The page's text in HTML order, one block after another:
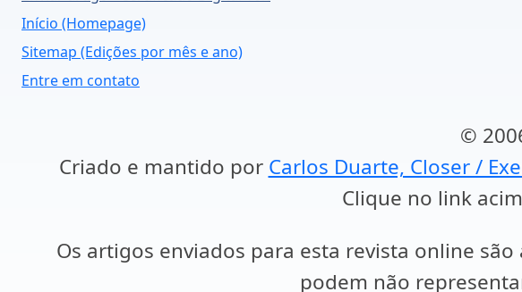
Início (Homepage)
Sitemap (Edições por mês e ano)
Entre em contato
©
Criado e mantido por Carlos Duarte, Closer /
Clique no link
Os artigos enviados para esta revista online
podem não